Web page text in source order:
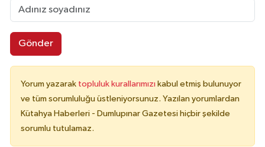
Gönder
Yorum yazarak topluluk kurallarımızı kabul etmiş bulunuyor
ve tüm sorumluluğu üstleniyorsunuz. Yazılan yorumlardan
Kütahya Haberleri - Dumlupınar Gazetesi hiçbir şekilde
sorumlu tutulamaz.